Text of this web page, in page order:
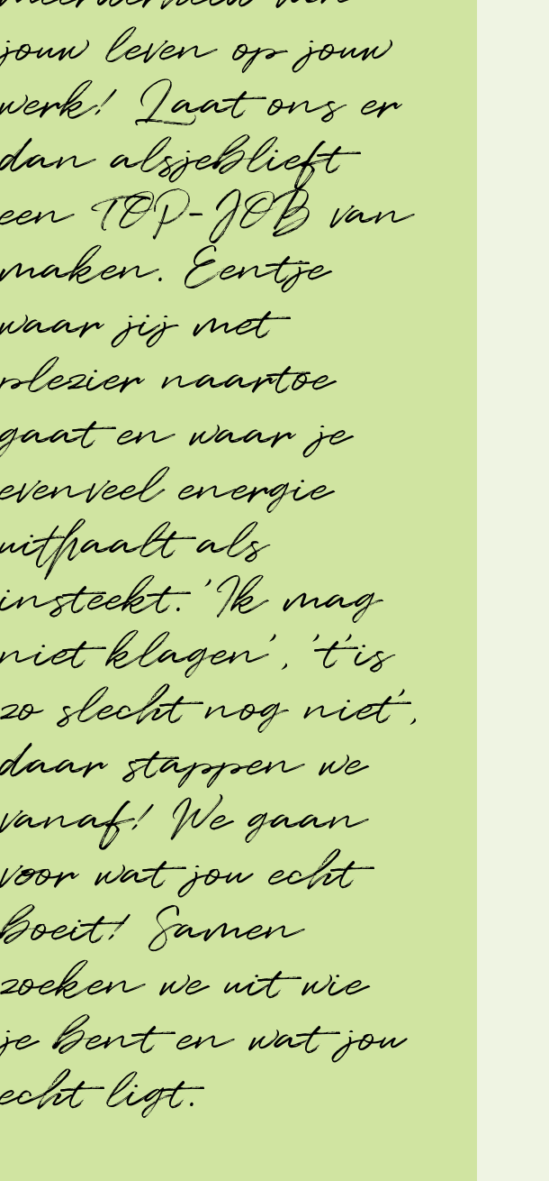
jouw leven op jouw
werk! Laat ons er
dan alsjeblieft
een TOP-JOB van
maken. Eentje
waar jij met
plezier naartoe
gaat en waar je
evenveel energie
uithaalt als
insteekt. 'Ik mag
niet klagen', 't'is
zo slecht nog niet',
daar stappen we
vanaf! We gaan
voor wat jou echt
boeit! Samen
zoeken we uit wie
je bent en wat jou
echt ligt.